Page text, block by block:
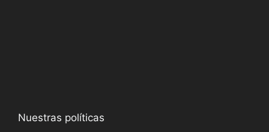
Nuestras políticas